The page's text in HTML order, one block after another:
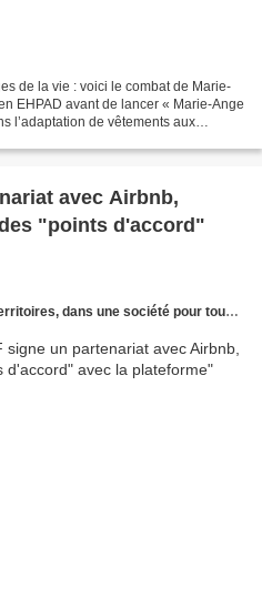
de la vie : voici le combat de Marie-
EHPAD avant de lancer « Marie-Ange
l’adaptation de vêtements aux
avec Airbnb,
"points d'accord"
dans une société pour tous les âges